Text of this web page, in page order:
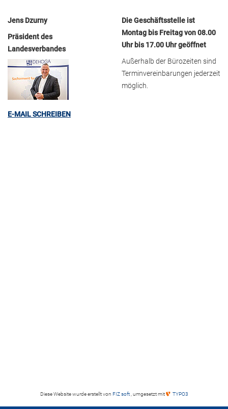
Jens Dzurny
Präsident des
Landesverbandes
E-MAIL SCHREIBEN
Die Geschäftsstelle ist
Montag bis Freitag von 08.00
Uhr bis 17.00 Uhr geöffnet
Außerhalb der Bürozeiten sind
Terminvereinbarungen jederzeit
möglich.
Diese Website wurde erstellt von FIZ soft , umgesetzt mit TYPO3